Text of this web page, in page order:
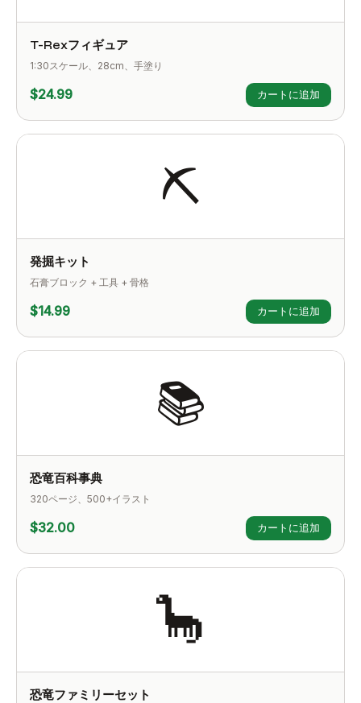
T-Rexフィギュア
1:30スケール、28cm、手塗り
$24.99 カートに追加
⛏️
発掘キット
石膏ブロック + 工具 + 骨格
$14.99 カートに追加
📚
恐竜百科事典
320ページ、500+イラスト
$32.00 カートに追加
🦕
恐竜ファミリーセット